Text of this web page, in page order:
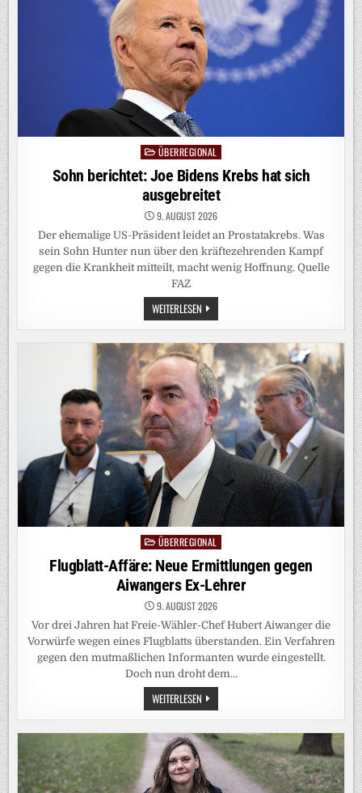
EUROPA
DOCH
NOCH
ZU
RETTEN?
Posted
in
ÜBERREGIONAL
Sohn berichtet: Joe Bidens Krebs hat sich
ausgebreitet
9. AUGUST 2026
Der ehemalige US-Präsident leidet an Prostatakrebs. Was
sein Sohn Hunter nun über den kräftezehrenden Kampf
gegen die Krankheit mitteilt, macht wenig Hoffnung. Quelle
FAZ
WEITERLESEN SOHN
BERICHTET:
JOE
BIDENS
KREBS
HAT
SICH
AUSGEBREITET
PostedÜBERREGIONAL
Flugblatt-Affäre: Neue Ermittlungen gegen
Aiwangers Ex-Lehrer
9. AUGUST 2026
Vor drei Jahren hat Freie-Wähler-Chef Hubert Aiwanger die
Vorwürfe wegen eines Flugblatts überstanden. Ein Verfahren
gegen den mutmaßlichen Informanten wurde eingestellt.
Doch nun droht dem…
WEITERLESEN FLUGBLATT-
AFFÄRE:
NEUE
ERMITTLUNGEN
GEGEN
AIWANGERS
EX-
LEHRER